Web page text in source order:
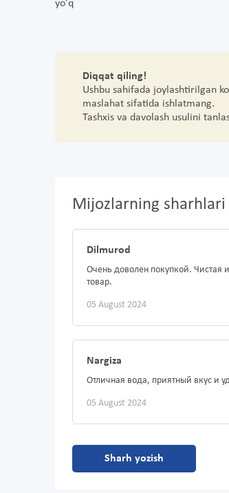
yo'q
Diqqat qiling!
Ushbu sahifada joylashtirilgan
maslahat sifatida ishlatmang.
Tashxis va davolash usulini
Mijozlarning sharhlari
Dilmurod
Очень доволен покупкой. Чистая
товар.
05 August 2024
Nargiza
Отличная вода, приятный вкус и
05 August 2024
Sharh yozish